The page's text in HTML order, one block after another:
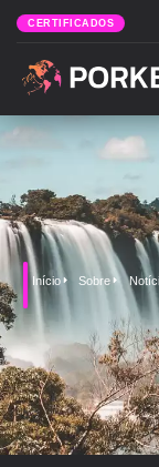
CERTIFICADOS
Início Sobre